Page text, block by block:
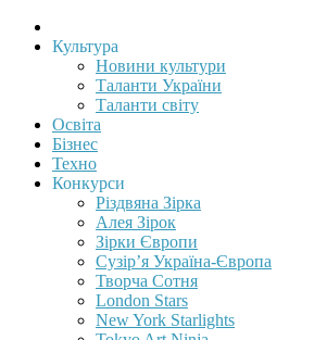
Культура
Новини культури
Таланти України
Таланти світу
Освіта
Бізнес
Техно
Конкурси
Різдвяна Зірка
Алея Зірок
Зірки Європи
Сузір’я Україна-Європа
Творча Сотня
London Stars
New York Starlights